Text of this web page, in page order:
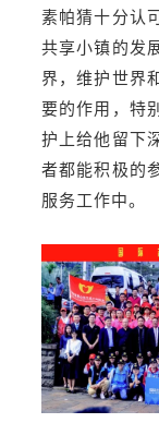
素帕猜十分认
共享小镇的发
界，维护世界
要的作用，特
护上给他留下
者都能积极的
服务工作中。